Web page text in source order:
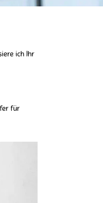
ich Ihr
für